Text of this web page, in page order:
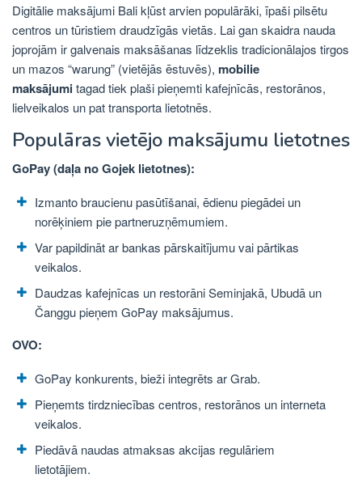
Digitālie maksājumi Bali kļūst arvien populārāki, īpaši pilsētu
centros un tūristiem draudzīgās vietās. Lai gan skaidra nauda
joprojām ir galvenais maksāšanas līdzeklis tradicionālajos tirgos
un mazos “warung” (vietējās ēstuvēs), mobilie
maksājumitagad tiek plaši pieņemti kafejnīcās, restorānos,
lielveikalos un pat transporta lietotnēs.
Populāras vietējo maksājumu lietotnes
GoPay (daļa no Gojek lietotnes):
Izmanto braucienu pasūtīšanai, ēdienu piegādei un
norēķiniem pie partneruzņēmumiem.
Var papildināt ar bankas pārskaitījumu vai pārtikas
veikalos.
Daudzas kafejnīcas un restorāni Seminjakā, Ubudā un
Čanggu pieņem GoPay maksājumus.
OVO:
GoPay konkurents, bieži integrēts ar Grab.
Pieņemts tirdzniecības centros, restorānos un interneta
veikalos.
Piedāvā naudas atmaksas akcijas regulāriem
lietotājiem.